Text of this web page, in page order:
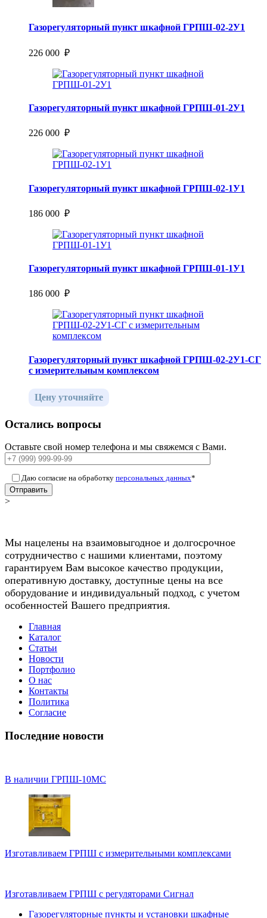
Газорегуляторный пункт шкафной ГРПШ-02-2У1
226 000 ₽
Газорегуляторный пункт шкафной ГРПШ-01-2У1
226 000 ₽
Газорегуляторный пункт шкафной ГРПШ-02-1У1
186 000 ₽
Газорегуляторный пункт шкафной ГРПШ-01-1У1
186 000 ₽
Газорегуляторный пункт шкафной ГРПШ-02-2У1-СГ
с измерительным комплексом
Цену уточняйте
Остались вопросы
Оставьте свой номер телефона и мы свяжемся с Вами.
Даю согласие на обработку персональных данных*
Отправить
>
Мы нацелены на взаимовыгодное и долгосрочное
сотрудничество с нашими клиентами, поэтому
гарантируем Вам высокое качество продукции,
оперативную доставку, доступные цены на все
оборудование и индивидуальный подход, с учетом
особенностей Вашего предприятия.
Главная
Каталог
Статьи
Новости
Портфолио
О нас
Контакты
Политика
Согласие
Последние новости
В наличии ГРПШ-10МС
Изготавливаем ГРПШ с измерительными комплексами
Изготавливаем ГРПШ с регуляторами Сигнал
Газорегуляторные пункты и установки шкафные